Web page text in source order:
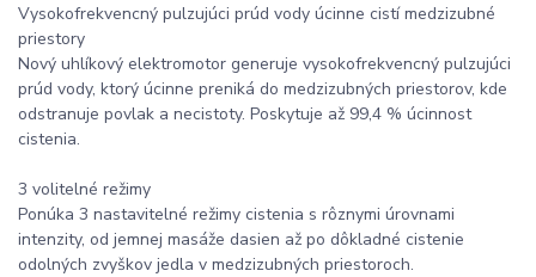
Vysokofrekvencný pulzujúci prúd vody úcinne cistí medzizubné
priestory
Nový uhlíkový elektromotor generuje vysokofrekvencný pulzujúci
prúd vody, ktorý úcinne preniká do medzizubných priestorov, kde
odstranuje povlak a necistoty. Poskytuje až 99,4 % úcinnost
cistenia.
3 volitelné režimy
Ponúka 3 nastavitelné režimy cistenia s rôznymi úrovnami
intenzity, od jemnej masáže dasien až po dôkladné cistenie
odolných zvyškov jedla v medzizubných priestoroch.